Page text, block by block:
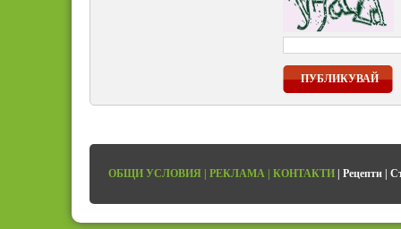
ПУБЛИКУВАЙ
ОБЩИ УСЛОВИЯ | РЕКЛАМА | КОНТАКТИ | Рецепти |